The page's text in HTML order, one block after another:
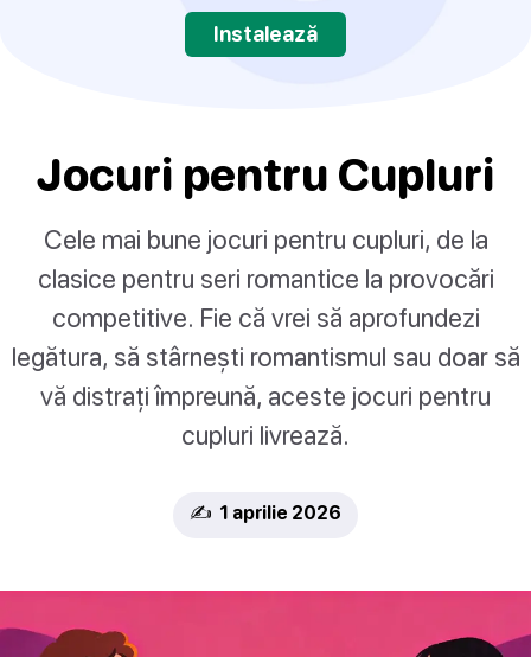
Instalează
Jocuri pentru Cupluri
Cele mai bune jocuri pentru cupluri, de la
clasice pentru seri romantice la provocări
competitive. Fie că vrei să aprofundezi
legătura, să stârnești romantismul sau doar să
vă distrați împreună, aceste jocuri pentru
cupluri livrează.
✍️ 1 aprilie 2026